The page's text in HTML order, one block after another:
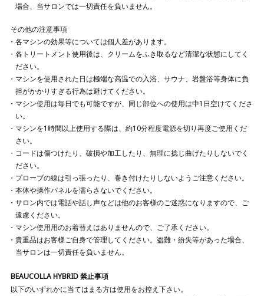
場合、当サロンでは一切責任を負いません。
その他の注意事項
各マシンの効果等については個人差があります。
各トリートメント使用後は、クリームをふき取るなど清潔な状態にしてく
ださい。
マシンを使用された日は極端な高温での入浴、サウナ、岩盤浴等身体に負
担がかかりすぎる行為は避けてください。
マシン使用は毎日でも可能ですが、同じ部位への使用は中1日空けてくださ
い。
マシンを1時間以上使用する際は、約10分程度電源を切り再度ご使用くだ
さい。
コードは傷つけたり、破損や加工したり、無理に捻じ曲げたりしないでく
ださい。
プローブの線は引っ張ったり、巻き付けたりしないようご注意ください。
本体や操作パネルを濡らさないでください。
サロン内では電話や話し声などは他のお客様のご迷惑になりますので、ご
遠慮ください。
マシン使用用のお着替えはありませんので、ご了承ください。
貴重品はお客様ご自身で管理してください。盗難・紛失等があった場合、
当サロンは一切責任を負いません。
BEAUCOLLA HYBRID 禁止事項
以下のいずれかに当てはまる方は使用をお控え下さい。